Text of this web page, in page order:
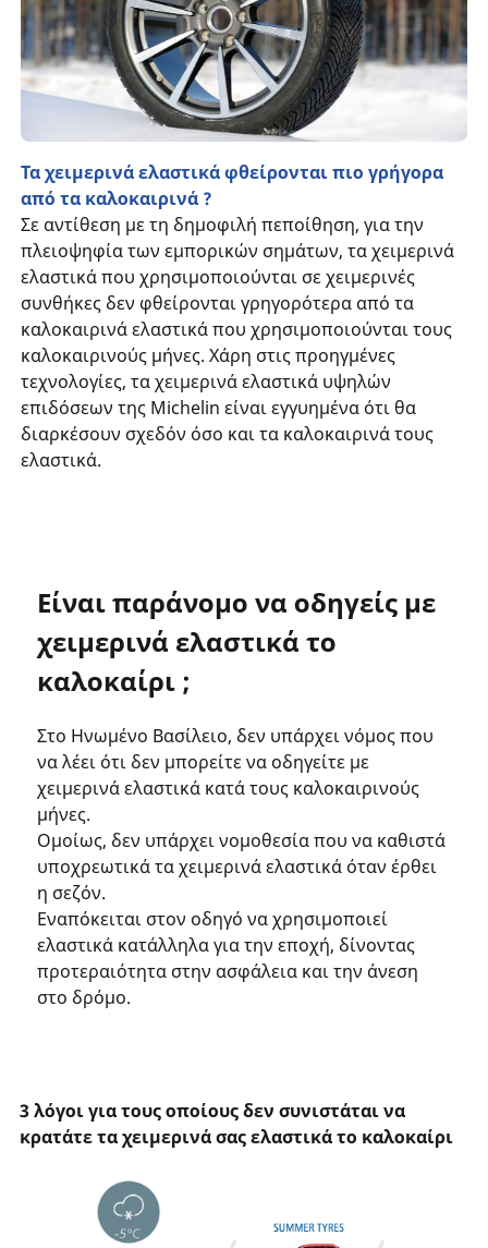
Τα χειμερινά ελαστικά φθείρονται πιο γρήγορα
από τα καλοκαιρινά ?
Σε αντίθεση με τη δημοφιλή πεποίθηση, για την
πλειοψηφία των εμπορικών σημάτων, τα χειμερινά
ελαστικά που χρησιμοποιούνται σε χειμερινές
συνθήκες δεν φθείρονται γρηγορότερα από τα
καλοκαιρινά ελαστικά που χρησιμοποιούνται τους
καλοκαιρινούς μήνες. Χάρη στις προηγμένες
τεχνολογίες, τα χειμερινά ελαστικά υψηλών
επιδόσεων της Michelin είναι εγγυημένα ότι θα
διαρκέσουν σχεδόν όσο και τα καλοκαιρινά τους
ελαστικά.
Είναι παράνομο να οδηγείς με
χειμερινά ελαστικά το
καλοκαίρι ;
Στο Ηνωμένο Βασίλειο, δεν υπάρχει νόμος που
να λέει ότι δεν μπορείτε να οδηγείτε με
χειμερινά ελαστικά κατά τους καλοκαιρινούς
μήνες.
Ομοίως, δεν υπάρχει νομοθεσία που να καθιστά
υποχρεωτικά τα χειμερινά ελαστικά όταν έρθει
η σεζόν.
Εναπόκειται στον οδηγό να χρησιμοποιεί
ελαστικά κατάλληλα για την εποχή, δίνοντας
προτεραιότητα στην ασφάλεια και την άνεση
στο δρόμο.
3 λόγοι για τους οποίους δεν συνιστάται να
κρατάτε τα χειμερινά σας ελαστικά το καλοκαίρι